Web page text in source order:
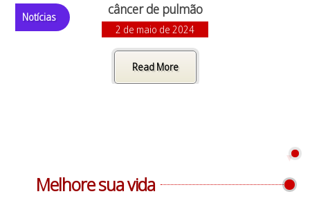
Notícias
câncer de pulmão
2 de maio de 2024
Read More
Melhore sua vida